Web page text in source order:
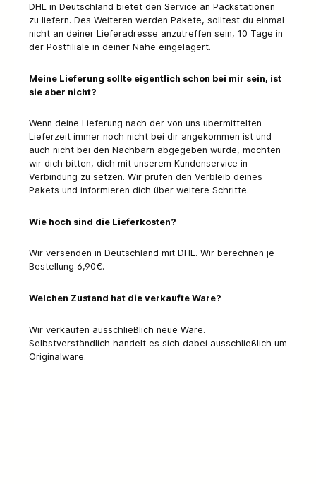
DHL in Deutschland bietet den Service an Packstationen
zu liefern. Des Weiteren werden Pakete, solltest du einmal
nicht an deiner Lieferadresse anzutreffen sein, 10 Tage in
der Postfiliale in deiner Nähe eingelagert.
Meine Lieferung sollte eigentlich schon bei mir sein, ist
sie aber nicht?
Wenn deine Lieferung nach der von uns übermittelten
Lieferzeit immer noch nicht bei dir angekommen ist und
auch nicht bei den Nachbarn abgegeben wurde, möchten
wir dich bitten, dich mit unserem Kundenservice in
Verbindung zu setzen. Wir prüfen den Verbleib deines
Pakets und informieren dich über weitere Schritte.
Wie hoch sind die Lieferkosten?
Wir versenden in Deutschland mit DHL. Wir berechnen je
Bestellung 6,90€.
Welchen Zustand hat die verkaufte Ware?
Wir verkaufen ausschließlich neue Ware.
Selbstverständlich handelt es sich dabei ausschließlich um
Originalware.